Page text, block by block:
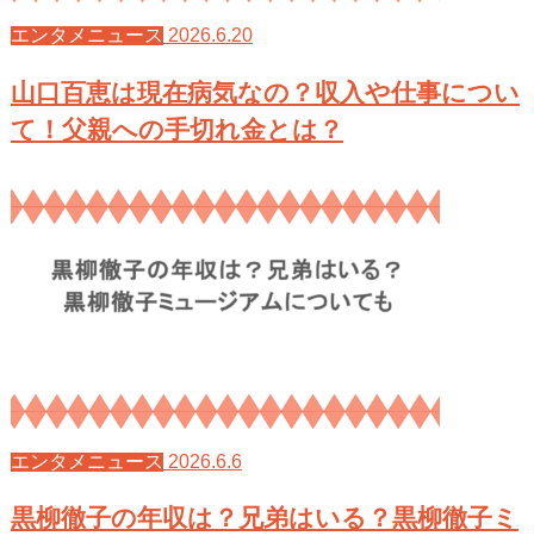
エンタメニュース 2026.6.20
山口百恵は現在病気なの？収入や仕事につい
て！父親への手切れ金とは？
エンタメニュース 2026.6.6
黒柳徹子の年収は？兄弟はいる？黒柳徹子ミ